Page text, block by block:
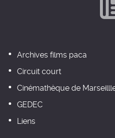
Archives films paca
Circuit court
Cinémathèque de
GEDEC
Liens